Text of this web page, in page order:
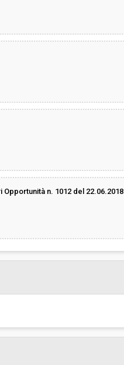
n. 1012 del 22.06.2018